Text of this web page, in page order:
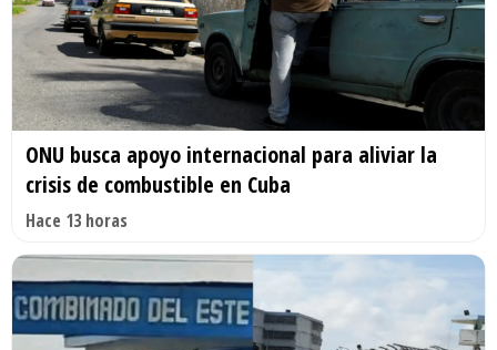
ONU busca apoyo internacional para aliviar la
crisis de combustible en Cuba
Hace 13 horas